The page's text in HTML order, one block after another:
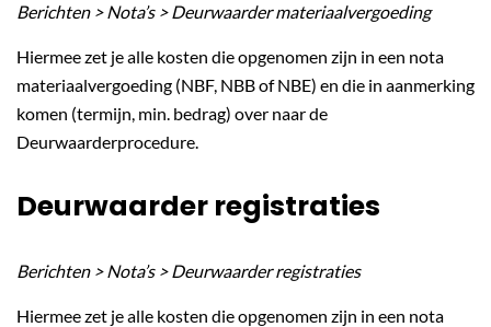
Berichten > Nota’s > Deurwaarder materiaalvergoeding
Hiermee zet je alle kosten die opgenomen zijn in een nota
materiaalvergoeding (NBF, NBB of NBE) en die in aanmerking
komen (termijn, min. bedrag) over naar de
Deurwaarderprocedure.
Deurwaarder registraties
Berichten > Nota’s > Deurwaarder registraties
Hiermee zet je alle kosten die opgenomen zijn in een nota